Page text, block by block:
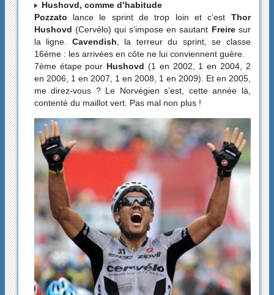
Hushovd, comme d’habitude
Pozzato lance le sprint de trop loin et c’est Thor
Hushovd (Cervélo) qui s’impose en sautant Freiresur
la ligne. Cavendish, la terreur du sprint, se classe
16ème : les arrivées en côte ne lui conviennent guère.
7ème étape pour Hushovd (1 en 2002, 1 en 2004, 2
en 2006, 1 en 2007, 1 en 2008, 1 en 2009). Et en 2005,
me direz-vous ? Le Norvégien s’est, cette année là,
contenté du maillot vert. Pas mal non plus !